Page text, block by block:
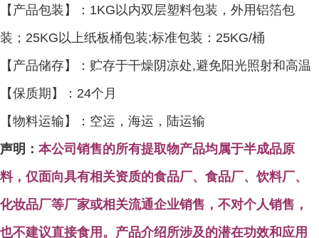
【产品包装】： 1KG以内双层塑料包装，外用铝箔包
装；25KG以上纸板桶包装;标准包装：25KG/桶
【产品储存】： 贮存于干燥阴凉处,避免阳光照射和高温
【保质期】： 24个月
【物料运输】：空运，海运，陆运输
声明 ： 本公司销售的所有提取物产品均属于半成品原
料，仅面向具有相关资质的食品厂、 食品厂、饮料厂、
化妆品厂等厂家或相关流通企业销售，不对个人销售，
也不建议直接食用。产品介绍所涉及的潜在功效和应用